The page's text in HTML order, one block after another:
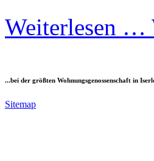
Weiterlesen …
...bei der größten Wohnungsgenossenschaft in
Sitemap